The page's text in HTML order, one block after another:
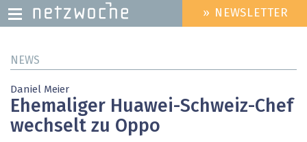
zum
HEADER
MENU
» NEWSLETTER
NEWS
Daniel Meier
Ehemaliger Huawei-Schweiz-Chef
wechselt zu Oppo